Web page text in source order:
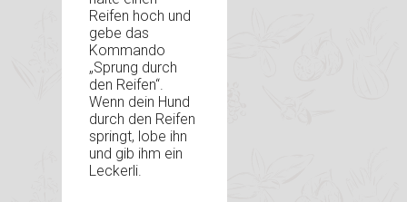
Reifen hoch und
gebe das
Kommando
„Sprung durch
den Reifen“.
Wenn dein Hund
durch den Reifen
springt, lobe ihn
und gib ihm ein
Leckerli.